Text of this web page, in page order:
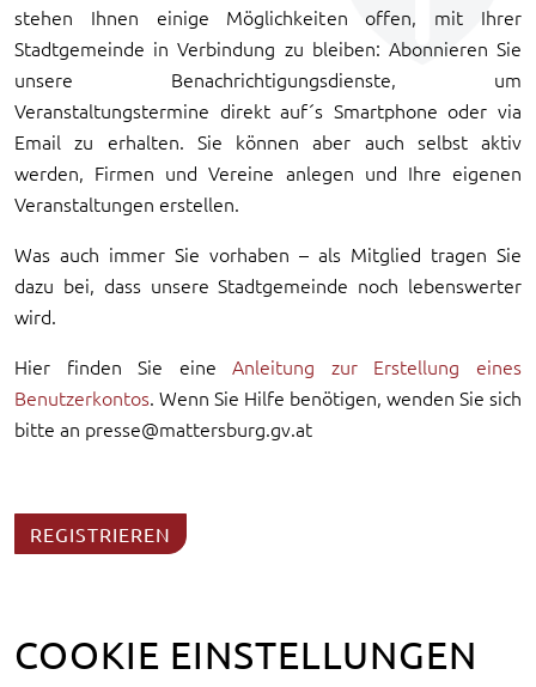
stehen Ihnen einige Möglichkeiten offen, mit Ihrer
Stadtgemeinde in Verbindung zu bleiben: Abonnieren Sie
unsere Benachrichtigungsdienste, um
Veranstaltungstermine direkt auf´s Smartphone oder via
Email zu erhalten. Sie können aber auch selbst aktiv
werden, Firmen und Vereine anlegen und Ihre eigenen
Veranstaltungen erstellen.
Was auch immer Sie vorhaben – als Mitglied tragen Sie
dazu bei, dass unsere Stadtgemeinde noch lebenswerter
wird.
Hier finden Sie eineAnleitung zur Erstellung eines
Benutzerkontos. Wenn Sie Hilfe benötigen, wenden Sie sich
bitte an presse@mattersburg.gv.at
REGISTRIEREN
COOKIE EINSTELLUNGEN